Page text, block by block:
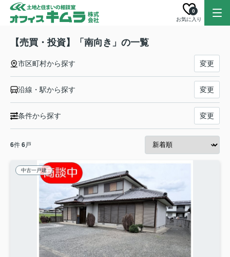
お気に入り
0
【売買・投資】「南向き」の一覧
市区町村から探す 変更
沿線・駅から探す 変更
条件から探す 変更
6件 6戸
中古一戸建